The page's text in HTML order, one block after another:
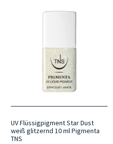
UV Flüssigpigment Star Dust
weiß glitzernd 10 ml Pigmenta
TNS